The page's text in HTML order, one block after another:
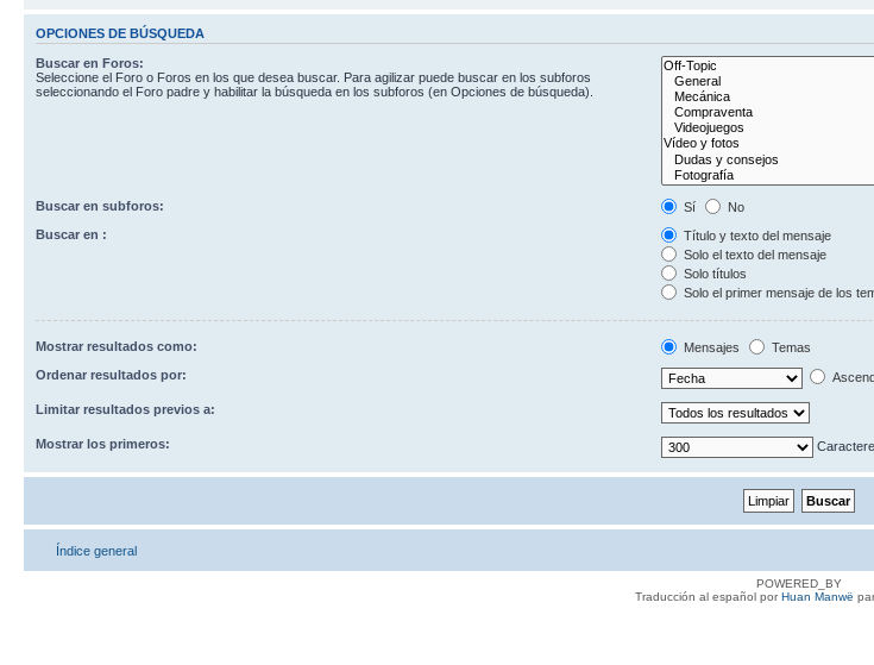
OPCIONES DE BÚSQUEDA
Buscar en Foros:
Seleccione el Foro o Foros en los que desea buscar. Para agilizar puede buscar en los subforos
seleccionando el Foro padre y habilitar la búsqueda en los subforos (en Opciones de búsqueda).
Buscar en subforos: Sí
No
Buscar en :
Título y texto del mensaje
Solo el texto del mensaje
Solo títulos
Solo el primer mensaje de los
Mostrar resultados como: Mensajes
Temas
Ordenar resultados por:
Limitar resultados previos a:
Mostrar los primeros:
Índice general
POWERED_BY
Traducción al español porHuan Manwë